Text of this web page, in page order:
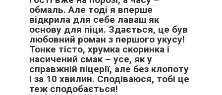
обмаль. Але тоді я вперше
відкрила для себе лаваш як
основу для піци. Здається, це був
любовний роман з першого укусу!
Тонке тісто, хрумка скоринка і
насичений смак – усе, як у
справжній піцерії, але без клопоту
і за 10 хвилин. Сподіваюся, тобі це
теж сподобається!